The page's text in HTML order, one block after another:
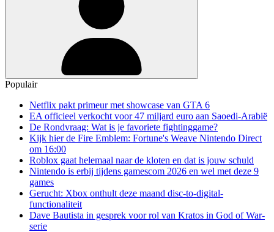
Populair
Netflix pakt primeur met showcase van GTA 6
EA officieel verkocht voor 47 miljard euro aan Saoedi-Arabië
De Rondvraag: Wat is je favoriete fightinggame?
Kijk hier de Fire Emblem: Fortune's Weave Nintendo Direct
om 16:00
Roblox gaat helemaal naar de kloten en dat is jouw schuld
Nintendo is erbij tijdens gamescom 2026 en wel met deze 9
games
Gerucht: Xbox onthult deze maand disc-to-digital-
functionaliteit
Dave Bautista in gesprek voor rol van Kratos in God of War-
serie